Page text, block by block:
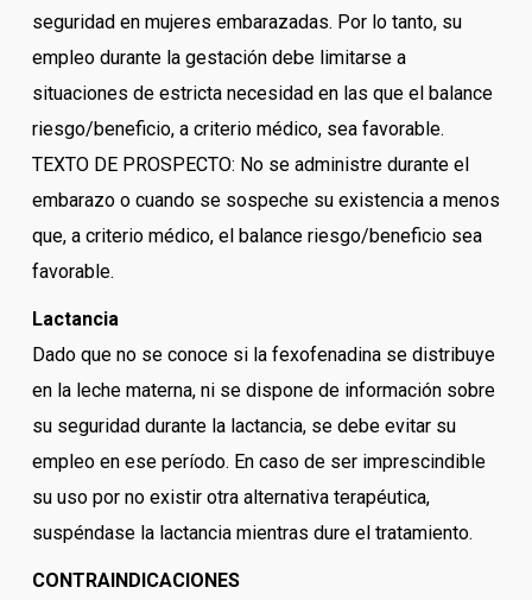
seguridad en mujeres embarazadas. Por lo tanto, su
empleo durante la gestación debe limitarse a
situaciones de estricta necesidad en las que el balance
riesgo/beneficio, a criterio médico, sea favorable.
TEXTO DE PROSPECTO: No se administre durante el
embarazo o cuando se sospeche su existencia a menos
que, a criterio médico, el balance riesgo/beneficio sea
favorable.
Lactancia
Dado que no se conoce si la fexofenadina se distribuye
en la leche materna, ni se dispone de información sobre
su seguridad durante la lactancia, se debe evitar su
empleo en ese período. En caso de ser imprescindible
su uso por no existir otra alternativa terapéutica,
suspéndase la lactancia mientras dure el tratamiento.
CONTRAINDICACIONES